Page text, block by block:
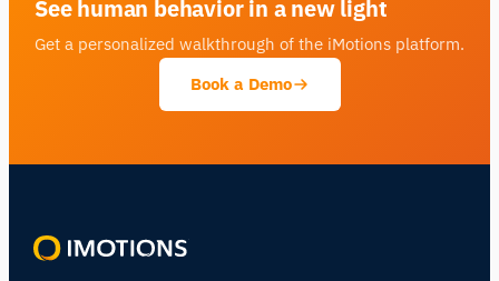
See human behavior in a new light
Get a personalized walkthrough of the iMotions platform.
Book a Demo